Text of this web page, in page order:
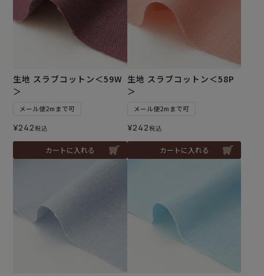
生地 スラブコットン＜59W
＞
メール便2mまで可
¥242税込
カートに入れる
生地 スラブコットン＜58P
＞
メール便2mまで可
¥242税込
カートに入れる